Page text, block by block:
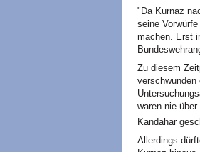
"Da Kurnaz
seine
machen. Erst
Zu diesem
verschwunden
waren nie
Kandahar
Allerdings